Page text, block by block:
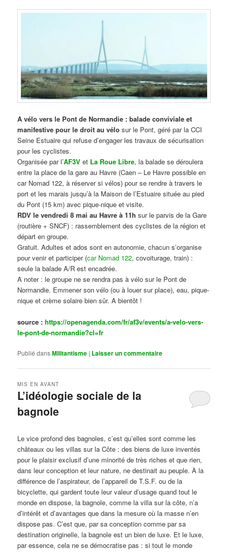
A vélo vers le Pont de Normandie : balade conviviale et
manifestive pour le droit au vélo sur le Pont, géré par la CCI
Seine Estuaire qui refuse d’engager les travaux de sécurisation
pour les cyclistes.
Organisée par l’AF3V et La Roue Libre, la balade se déroulera
entre la place de la gare au Havre (Caen – Le Havre possible en
car Nomad 122, à réserver si vélos) pour se rendre à travers le
port et les marais jusqu’à la Maison de l’Estuaire située au pied
du Pont (15 km) avec pique-nique et visite.
RDV le vendredi 8 mai au Havre à 11h sur le parvis de la Gare
(routière + SNCF) : rassemblement des cyclistes de la région et
départ en groupe.
Gratuit. Adultes et ados sont en autonomie, chacun s’organise
pour venir et participer (car Nomad 122, covoiturage, train) :
seule la balade A/R est encadrée.
A noter : le groupe ne se rendra pas à vélo sur le Pont de
Normandie. Emmener son vélo (ou à louer sur place), eau, pique-
nique et crème solaire bien sûr. A bientôt !
source :https://openagenda.com/fr/af3v/events/a-velo-vers-
le-pont-de-normandie?cl=fr
Publié dansMilitantisme | Laisser un commentaire
L’idéologie sociale de la
bagnole
MIS EN AVANT
Le vice profond des bagnoles, c’est qu’elles sont comme les
châteaux ou les villas sur la Côte : des biens de luxe inventés
pour le plaisir exclusif d’une minorité de très riches et que rien,
dans leur conception et leur nature, ne destinait au peuple. À la
différence de l’aspirateur, de l’appareil de T.S.F. ou de la
bicyclette, qui gardent toute leur valeur d’usage quand tout le
monde en dispose, la bagnole, comme la villa sur la côte, n’a
d’intérêt et d’avantages que dans la mesure où la masse n’en
dispose pas. C’est que, par sa conception comme par sa
destination originelle, la bagnole est un bien de luxe. Et le luxe,
par essence, cela ne se démocratise pas : si tout le monde